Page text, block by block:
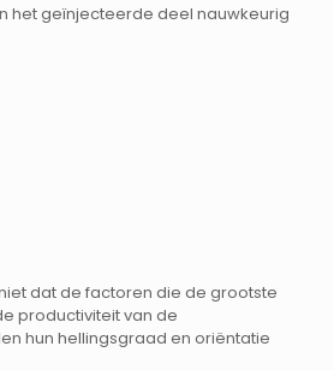
het geïnjecteerde deel nauwkeurig
dat de factoren die de grootste
productiviteit van de
hun hellingsgraad en oriëntatie